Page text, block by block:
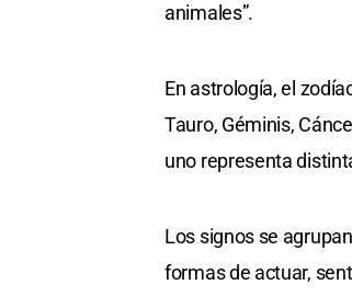
animales”.
En astrología, el
Tauro, Géminis,
uno representa
Los signos se
formas de actuar,